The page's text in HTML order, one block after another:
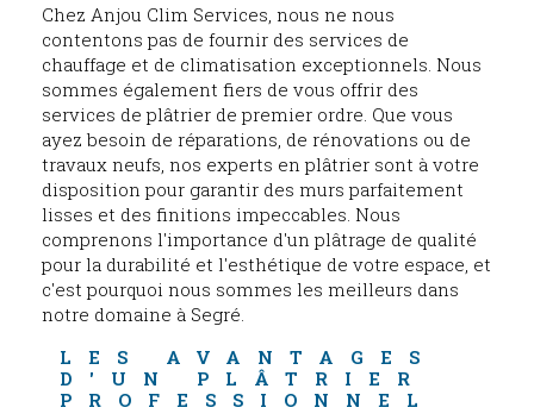
Chez Anjou Clim Services, nous ne nous
contentons pas de fournir des services de
chauffage et de climatisation exceptionnels. Nous
sommes également fiers de vous offrir des
services de plâtrier de premier ordre. Que vous
ayez besoin de réparations, de rénovations ou de
travaux neufs, nos experts en plâtrier sont à votre
disposition pour garantir des murs parfaitement
lisses et des finitions impeccables. Nous
comprenons l'importance d'un plâtrage de qualité
pour la durabilité et l'esthétique de votre espace, et
c'est pourquoi nous sommes les meilleurs dans
notre domaine à Segré.
LES AVANTAGES
D'UN PLÂTRIER
PROFESSIONNEL